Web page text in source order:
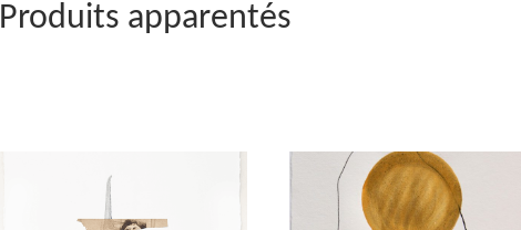
Produits apparentés